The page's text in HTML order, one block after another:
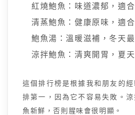
紅燒鮑魚：味道濃郁，適
清蒸鮑魚：健康原味，適
鮑魚湯：溫暖滋補，冬天
涼拌鮑魚：清爽開胃，夏
這個排行榜是根據我和朋友的
排第一，因為它不容易失敗。
魚新鮮，否則腥味會很明顯。